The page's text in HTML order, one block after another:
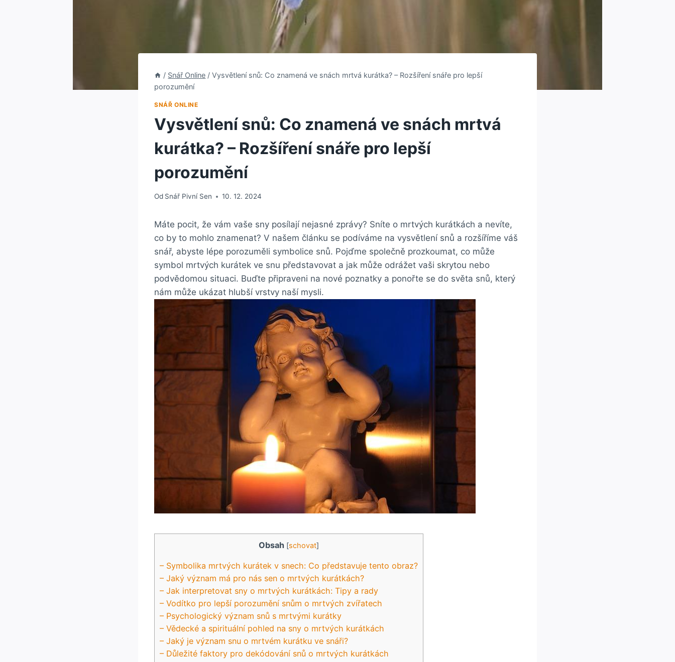
/ Snář Online / Vysvětlení snů: Co znamená ve snách mrtvá kurátka? – Rozšíření snáře pro lepší
porozumění
SNÁŘ ONLINE
Vysvětlení snů: Co znamená ve snách mrtvá
kurátka? – Rozšíření snáře pro lepší
porozumění
Od Snář Pivní Sen 10. 12. 2024
Máte pocit, že vám vaše sny posílají nejasné zprávy? Sníte o mrtvých kurátkách a nevíte,
co by to mohlo znamenat? V našem článku se podíváme na vysvětlení snů a rozšíříme váš
snář, abyste lépe porozuměli symbolice snů. Pojďme společně prozkoumat, co může
symbol mrtvých kurátek ve snu představovat a jak může odrážet vaši skrytou nebo
podvědomou situaci. Buďte připraveni na nové poznatky a ponořte se do světa snů, který
nám může ukázat hlubší vrstvy naší mysli.
Obsah [schovat]
– Symbolika mrtvých kurátek v snech: Co představuje tento obraz?
– Jaký význam má pro nás sen o mrtvých kurátkách?
– Jak interpretovat sny o mrtvých kurátkách: Tipy a rady
– Vodítko pro lepší porozumění snům o mrtvých zvířatech
– Psychologický význam snů s mrtvými kurátky
– Vědecké a spirituální pohled na sny o mrtvých kurátkách
– Jaký je význam snu o mrtvém kurátku ve snáři?
– Důležité faktory pro dekódování snů o mrtvých kurátkách